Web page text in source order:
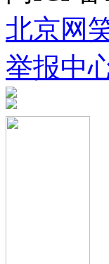
北京网
举报中